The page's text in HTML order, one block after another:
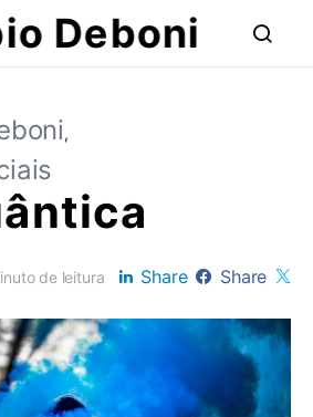
Deboni
de leitura Share Share